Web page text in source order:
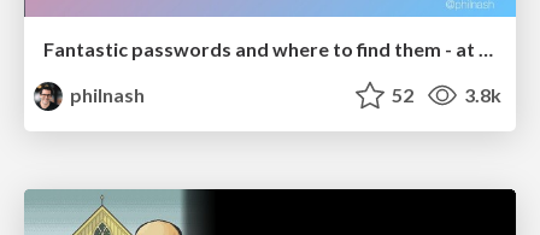
Fantastic passwords and where to find them - at NoRuKo
philnash
52 3.8k